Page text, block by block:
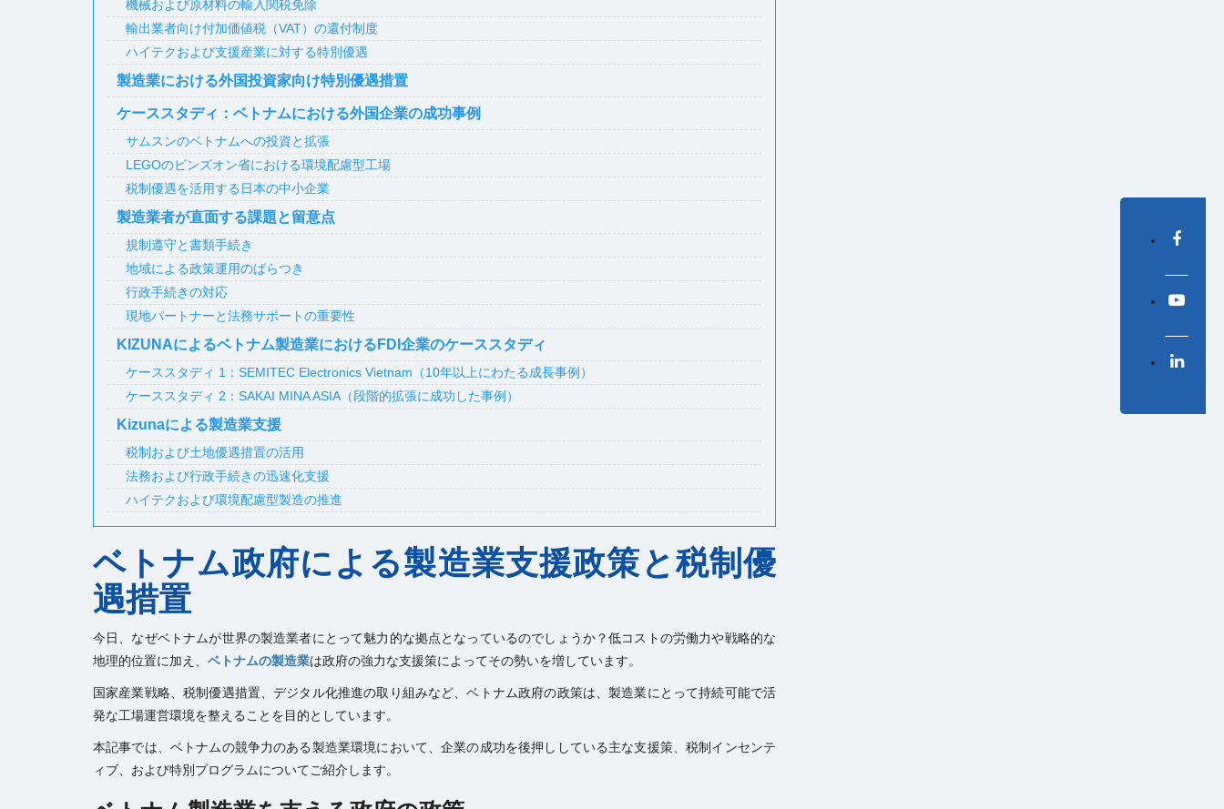
機械および原材料の輸入関税免除
輸出業者向け付加価値税（VAT）の還付制度
ハイテクおよび支援産業に対する特別優遇
製造業における外国投資家向け特別優遇措置
ケーススタディ：ベトナムにおける外国企業の成功事例
サムスンのベトナムへの投資と拡張
LEGOのビンズオン省における環境配慮型工場
税制優遇を活用する日本の中小企業
製造業者が直面する課題と留意点
規制遵守と書類手続き
地域による政策運用のばらつき
行政手続きの対応
現地パートナーと法務サポートの重要性
KIZUNAによるベトナム製造業におけるFDI企業のケーススタディ
ケーススタディ 1：SEMITEC Electronics Vietnam（10年以上にわたる成長事例）
ケーススタディ 2：SAKAI MINA ASIA（段階的拡張に成功した事例）
Kizunaによる製造業支援
税制および土地優遇措置の活用
法務および行政手続きの迅速化支援
ハイテクおよび環境配慮型製造の推進
ベトナム政府による製造業支援政策と税制優
遇措置
今日、なぜベトナムが世界の製造業者にとって魅力的な拠点となっているのでしょうか？低コストの労働力や戦略的な
地理的位置に加え、 ベトナムの製造業は政府の強力な支援策によってその勢いを増しています。
国家産業戦略、税制優遇措置、デジタル化推進の取り組みなど、ベトナム政府の政策は、製造業にとって持続可能で活
発な工場運営環境を整えることを目的としています。
本記事では、ベトナムの競争力のある製造業環境において、企業の成功を後押ししている主な支援策、税制インセンテ
ィブ、および特別プログラムについてご紹介します。